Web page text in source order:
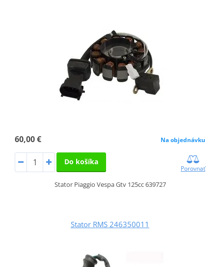
60,00 € Na objednávku
Do košíka
Porovnať
Stator Piaggio Vespa Gtv 125cc 639727
Stator RMS 246350011